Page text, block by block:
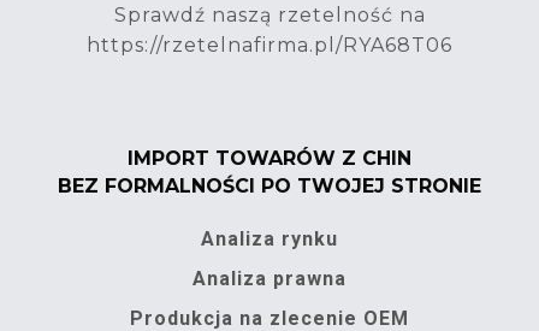
Sprawdź naszą rzetelność na
https://rzetelnafirma.pl/RYA68T06
IMPORT TOWARÓW Z CHIN
BEZ FORMALNOŚCI PO TWOJEJ STRONIE
Analiza rynku
Analiza prawna
Produkcja na zlecenie OEM